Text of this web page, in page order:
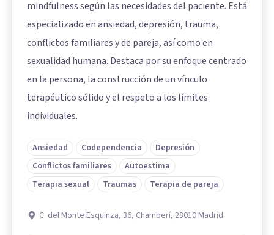
mindfulness según las necesidades del paciente. Está
especializado en ansiedad, depresión, trauma,
conflictos familiares y de pareja, así como en
sexualidad humana. Destaca por su enfoque centrado
en la persona, la construcción de un vínculo
terapéutico sólido y el respeto a los límites
individuales.
Ansiedad Codependencia
Depresión
Conflictos familiares
Autoestima
Terapia sexual
Traumas Terapia de pareja
C. del Monte Esquinza, 36, Chamberí, 28010 Madrid